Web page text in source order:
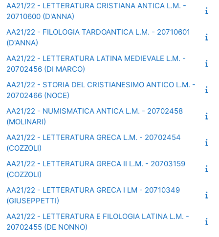
AA21/22 - LETTERATURA CRISTIANA ANTICA L.M. -
20710600 (D'ANNA)
AA21/22 - FILOLOGIA TARDOANTICA L.M. - 20710601
(D'ANNA)
AA21/22 - LETTERATURA LATINA MEDIEVALE L.M. -
20702456 (DI MARCO)
AA21/22 - STORIA DEL CRISTIANESIMO ANTICO L.M. -
20702466 (NOCE)
AA21/22 - NUMISMATICA ANTICA L.M. - 20702458
(MOLINARI)
AA21/22 - LETTERATURA GRECA L.M. - 20702454
(COZZOLI)
AA21/22 - LETTERATURA GRECA II L.M. - 20703159
(COZZOLI)
AA21/22 - LETTERATURA GRECA I LM - 20710349
(GIUSEPPETTI)
AA21/22 - LETTERATURA E FILOLOGIA LATINA L.M. -
20702455 (DE NONNO)